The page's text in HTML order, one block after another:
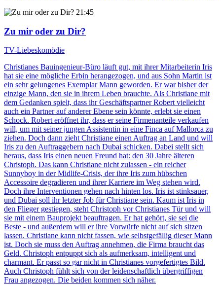
21:45
Zu mir oder zu Dir?
TV-Liebeskomödie
Christianes Bauingenieur-Büro läuft gut, mit ihrer Mitarbeiterin Iris
hat sie eine mögliche Erbin herangezogen, und aus Sohn Martin ist
ein sehr gelungenes Exemplar Mann geworden. Er war bisher der
einzige Mann, den sie in ihrem Leben brauchte. Als Christiane mit
dem Gedanken spielt, dass ihr Geschäftspartner Robert vielleicht
auch ein Partner auf anderer Ebene sein könnte, erlebt sie einen
Schock. Robert eröffnet ihr, dass er seine Firmenanteile verkaufen
will, um mit seiner jungen Assistentin in eine Finca auf Mallorca zu
ziehen. Doch dann zieht Christiane einen Auftrag an Land und will
Iris zu den Auftraggebern nach Dubai schicken. Dabei stellt sich
heraus, dass Iris einen neuen Freund hat: den 30 Jahre älteren
Christoph. Das kann Christiane nicht zulassen - ein reicher
Sunnyboy in der Midlife-Crisis, der ihre Iris zum hübschen
Accessoire degradieren und ihrer Karriere im Weg stehen wird.
Doch ihre Interventionen gehen nach hinten los. Iris ist stinksauer,
und Dubai soll ihr letzter Job für Christiane sein. Kaum ist Iris in
den Flieger gestiegen, steht Christoph vor Christianes Tür und will
sie mit einem Bauprojekt beauftragen. Er hat gehört, sie sei die
Beste - und außerdem will er ihre Vorwürfe nicht auf sich sitzen
lassen. Christiane kann nicht fassen, wie selbstgefällig dieser Mann
ist. Doch sie muss den Auftrag annehmen, die Firma braucht das
Geld. Christoph entpuppt sich als aufmerksam, intelligent und
charmant. Er passt so gar nicht in Christianes vorgefertigtes Bild.
Auch Christoph fühlt sich von der leidenschaftlich übergriffigen
Frau angezogen. Die beiden kommen sich näher.